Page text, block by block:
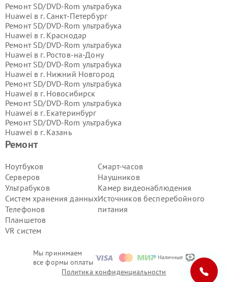
Мы принимаем
все формы оплаты
Ремонт
Ноутбуков
Серверов
Ультрабуков
Систем хранения данных
Телефонов
Планшетов
VR систем
Смарт-часов
Наушников
Камер видеонаблюдения
Источников бесперебойного
питания
Ремонт SD/DVD-Rom ультрабука
Huawei в г. Санкт-Петербург
Ремонт SD/DVD-Rom ультрабука
Huawei в г. Краснодар
Ремонт SD/DVD-Rom ультрабука
Huawei в г. Ростов-на-Дону
Ремонт SD/DVD-Rom ультрабука
Huawei в г. Нижний Новгород
Ремонт SD/DVD-Rom ультрабука
Huawei в г. Новосибирск
Ремонт SD/DVD-Rom ультрабука
Huawei в г. Екатеринбург
Ремонт SD/DVD-Rom ультрабука
Huawei в г. Казань
Ремонт SD/DVD-Rom ультрабука
Huawei в г.
Ремонт SD/DVD-Rom ультрабука
Huawei в г.
Ремонт SD/DVD-Rom ультрабука
Huawei в г.Самара
Ремонт SD/DVD-Rom ультрабука
Huawei в г.
Ремонт SD/DVD-Rom ультрабука
Huawei в г.
Huawei в г.
Ремонт SD/DVD-Rom ультрабука
Huawei в г.Челябинск
Ремонт SD/DVD-Rom ультрабука
Политика конфиденциальности